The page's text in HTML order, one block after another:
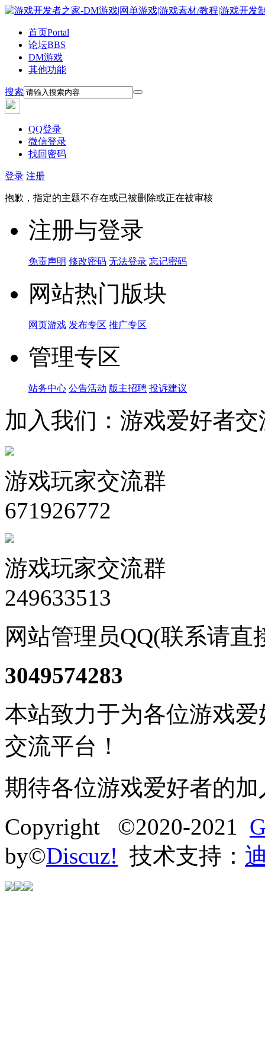
首页Portal
论坛BBS
DM游戏
其他功能
搜索
QQ登录
微信登录
找回密码
登录 注册
抱歉，指定的主题不存在或已被删除或正在被审核
注册与登录
免责声明 修改密码 无法登录 忘记密码
网站热门版块
网页游戏 发布专区 推广专区
管理专区
站务中心 公告活动 版主招聘 投诉建议
加入我们：游戏爱好者交
游戏玩家交流群
671926772
游戏玩家交流群
249633513
网站管理员QQ(联系请直
3049574283
本站致力于为各位游戏
交流平台！
期待各位游戏爱好者的加
Copyright ©2020-2021
by©Discuz! 技术支持：